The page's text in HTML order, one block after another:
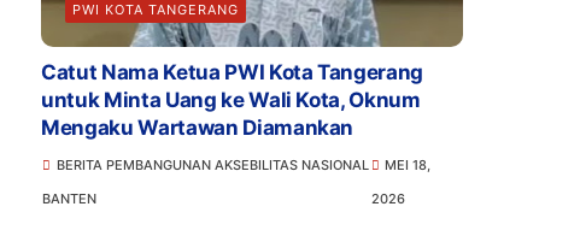
PWI KOTA TANGERANG
Catut Nama Ketua PWI Kota Tangerang
untuk Minta Uang ke Wali Kota, Oknum
Mengaku Wartawan Diamankan
BERITA PEMBANGUNAN AKSEBILITAS NASIONAL
BANTEN
MEI 18,
2026